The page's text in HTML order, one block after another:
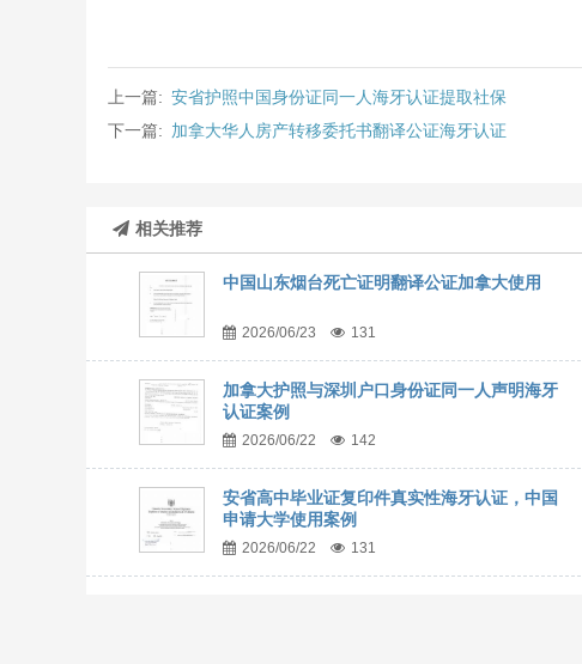
上一篇: 安省护照中国身份证同一人海牙认证提取社保
下一篇: 加拿大华人房产转移委托书翻译公证海牙认证
相关推荐
中国山东烟台死亡证明翻译公证加拿大使用
2026/06/23 131
加拿大护照与深圳户口身份证同一人声明海牙
认证案例
2026/06/22 142
安省高中毕业证复印件真实性海牙认证，中国
申请大学使用案例
2026/06/22 131